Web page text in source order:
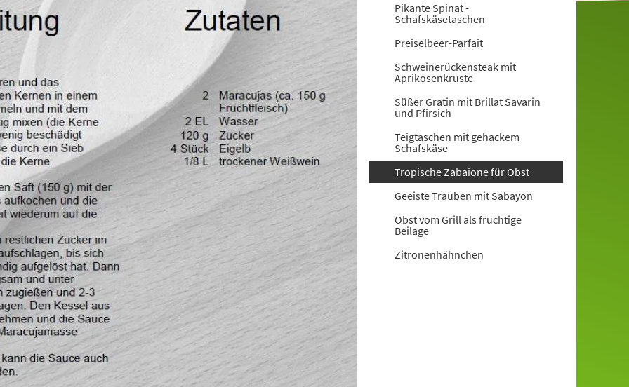
Pikante Spinat -
Schafskäsetaschen
Preiselbeer-Parfait
Schweinerückensteak mit
Aprikosenkruste
Süßer Gratin mit Brillat Savarin
und Pfirsich
Teigtaschen mit gehackem
Schafskäse
Tropische Zabaione für Obst
Geeiste Trauben mit Sabayon
Obst vom Grill als fruchtige
Beilage
Zitronenhähnchen